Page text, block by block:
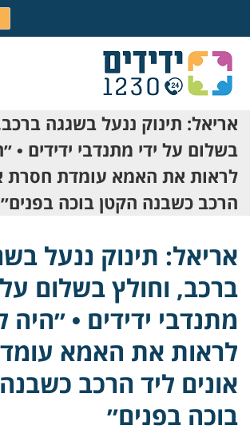
אריאל: תינוק ננעל בשגגה
בשלום על ידי מתנדבי ידידים •
לראות את האמא עומדת חסרת
הרכב כשבנה הקטן בוכה בפנים״
אריאל: תינוק ננעל
ברכב, וחולץ בשלום על
מתנדבי ידידים •
לראות את האמא
אונים ליד הרכב
בוכה בפנים״